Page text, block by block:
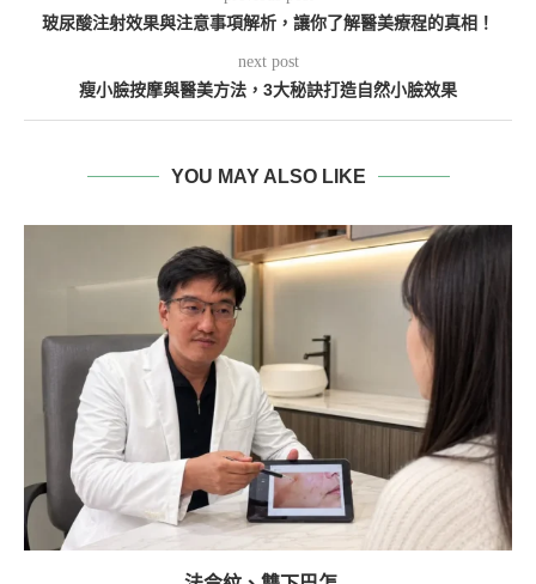
玻尿酸注射效果與注意事項解析，讓你了解醫美療程的真相！
next post
瘦小臉按摩與醫美方法，3大秘訣打造自然小臉效果
YOU MAY ALSO LIKE